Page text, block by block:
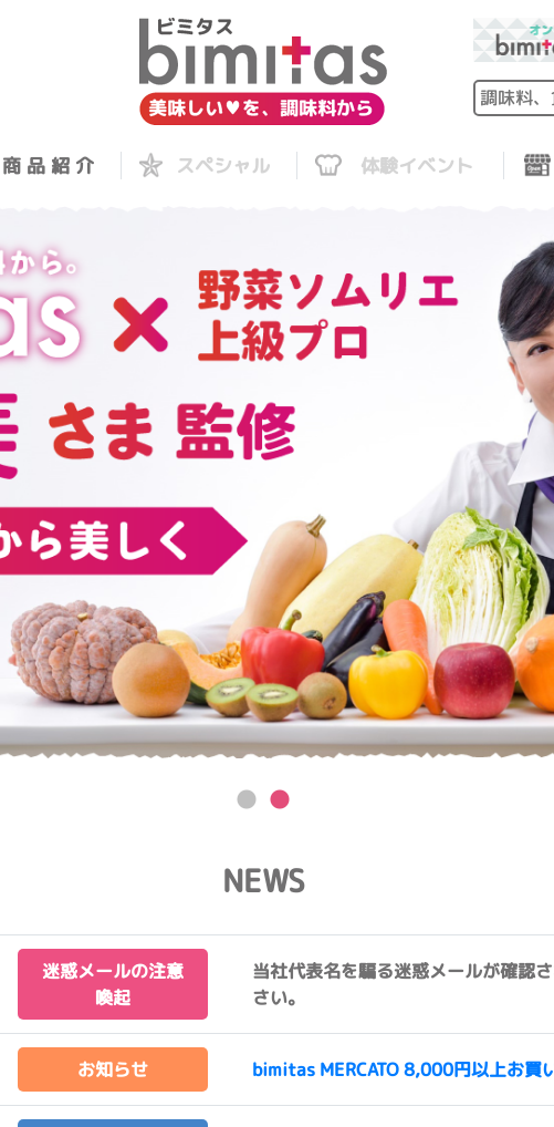
商 品 紹 介 スペシャル 体験イベント
NEWS
迷惑メールの注意
喚起
当社代表名を騙る迷惑メールが確認
さい。
お知らせ bimitas MERCATO 8,000円以上お買